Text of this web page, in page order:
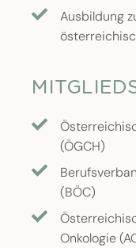
Ausbildung
(ÖGCH)
(BÖC)
Onkologie